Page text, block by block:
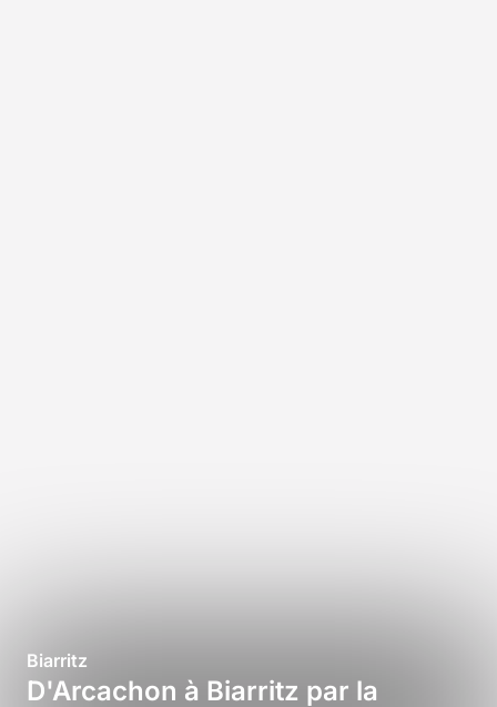
Biarritz
D'Arcachon à Biarritz par la